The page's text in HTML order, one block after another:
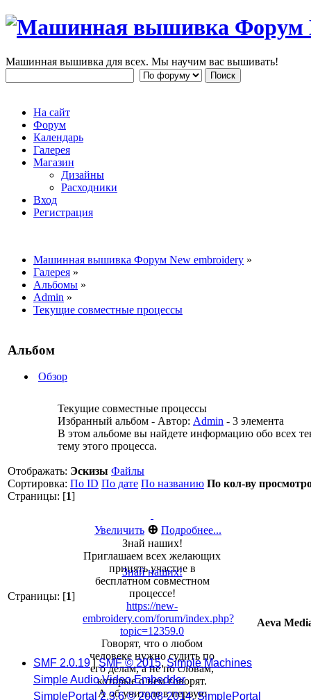
Машинная вышивка для всех. Мы научим вас вышивать!
На сайт
Форум
Календарь
Галерея
Магазин
Дизайны
Расходники
Вход
Регистрация
Машинная вышивка Форум New embroidery »
Галерея »
Альбомы »
Admin »
Текущие совместные процессы
Альбом
Обзор
Текущие совместные процессы
Избранный альбом - Автор: Admin - 3 элемента
В этом альбоме вы найдете информацию обо всех
тему этого процесса.
Отображать: Эскизы Файлы
Сортировка: По ID По дате По названию По кол-ву
Страницы: [1]
Увеличить ⊕ Подробнее...
Знай наших!
Приглашаем всех желающих
принять участие в
бесплатном совместном
процессе!
https://new-
embroidery.com/forum/index.php?
topic=12359.0
Говорят, что о любом
человеке нужно судить по
его делам, а не по словам,
которые о нем говорят.
А об учителе в первую
Знай наших!
Страницы: [1]
Aeva
SMF 2.0.19|SMF © 2015,Simple Machines
Simple Audio Video Embedder
SimplePortal 2.3.6 © 2008-2014, SimplePortal